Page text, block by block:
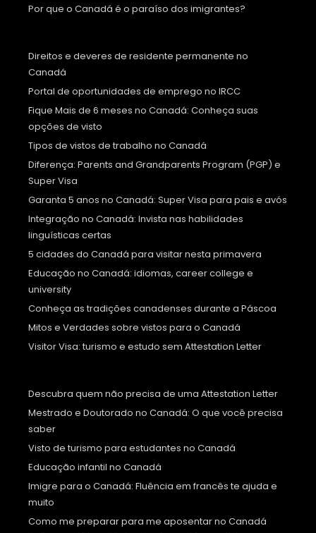
Por que o Canadá é o paraíso dos imigrantes?
Direitos e deveres de residente permanente no
Canadá
Portal de oportunidades de emprego no IRCC
Fique Mais de 6 meses no Canadá: Conheça suas
opções de visto
Tipos de vistos de trabalho no Canadá
Diferença: Parents and Grandparents Program (PGP) e
Super Visa
Garanta 5 anos no Canadá: Super Visa para pais e avós
Integração no Canadá: Invista nas habilidades
linguísticas certas
5 cidades do Canadá para visitar nesta primavera
Educação no Canadá: idiomas, career college e
university
Conheça as tradições canadenses durante a Páscoa
Mitos e Verdades sobre vistos para o Canadá
Visitor Visa: turismo e estudo sem Attestation Letter
Descubra quem não precisa de uma Attestation Letter
Mestrado e Doutorado no Canadá: O que você precisa
saber
Visto de turismo para estudantes no Canadá
Educação infantil no Canadá
Imigre para o Canadá: Fluência em francês te ajuda e
muito
Como me preparar para me aposentar no Canadá